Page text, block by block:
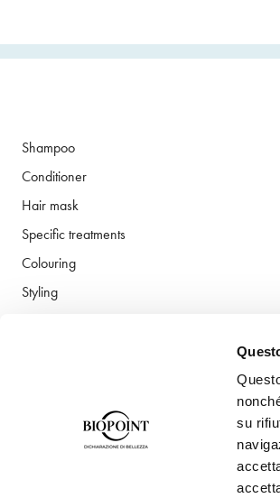
su
Shampoo
Conditioner
Hair mask
Specific treatments
Colouring
Styling